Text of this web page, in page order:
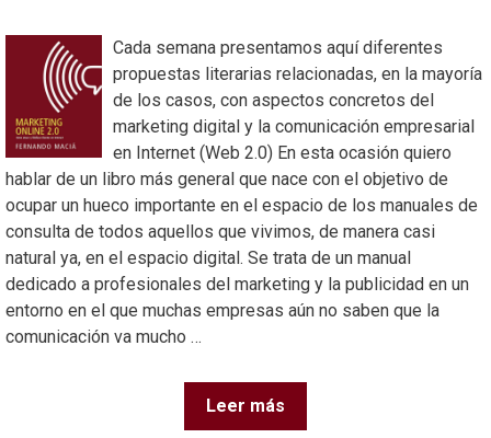
Cada semana presentamos aquí diferentes
propuestas literarias relacionadas, en la mayoría
de los casos, con aspectos concretos del
marketing digital y la comunicación empresarial
en Internet (Web 2.0) En esta ocasión quiero
hablar de un libro más general que nace con el objetivo de
ocupar un hueco importante en el espacio de los manuales de
consulta de todos aquellos que vivimos, de manera casi
natural ya, en el espacio digital. Se trata de un manual
dedicado a profesionales del marketing y la publicidad en un
entorno en el que muchas empresas aún no saben que la
comunicación va mucho …
Leer más